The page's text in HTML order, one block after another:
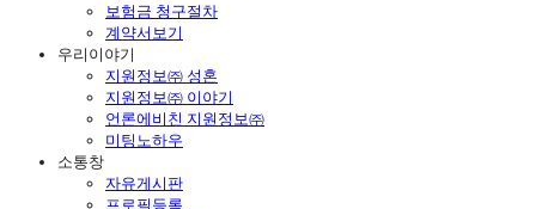
보험금 청구절차
계약서보기
우리이야기
지원정보㈜ 성혼
지원정보㈜ 이야기
언론에비친 지원정보㈜
미팅노하우
소통창
자유게시판
프로필등록